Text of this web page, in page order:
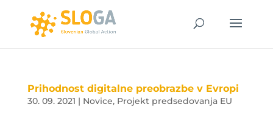
Prihodnost digitalne preobrazbe v Evropi
30. 09. 2021 | Novice, Projekt predsedovanja EU